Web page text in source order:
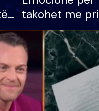
takohet me
vajzën dhe
S’kemi
apo jo?